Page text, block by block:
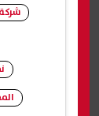
شركة